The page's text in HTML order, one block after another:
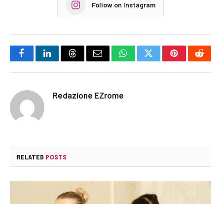
Follow on Instagram
FacebookLinkedInThreadsEmail WhatsAppTwitterPinterest
Redazione EZrome
RELATED POSTS